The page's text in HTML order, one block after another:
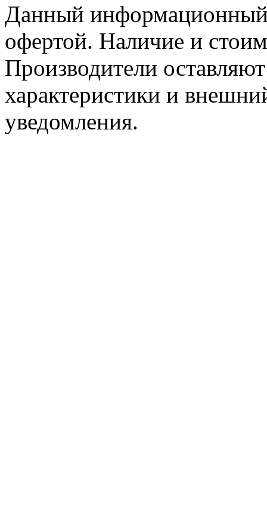
Данный информационный
офертой. Наличие и
Производители
характеристики и
уведомления.